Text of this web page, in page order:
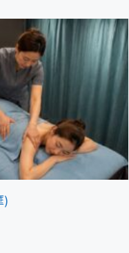
)